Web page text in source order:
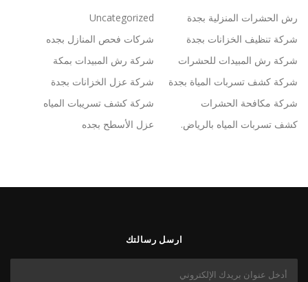
Uncategorized
رش الحشرات المنزلية بجدة
شركات فحص المنازل بجده
شركة تنظيف الخزانات بجدة
شركة رش المبيدات بمكة
شركة رش المبيدات للحشرات
شركة عزل الخزانات بجدة
شركة كشف تسربات المياة بجدة
شركة كشف تسريبات المياه
شركة مكافحة الحشرات
عزل الأسطح بجده
كشف تسربات المياه بالرياض.
ارسل رسالتك